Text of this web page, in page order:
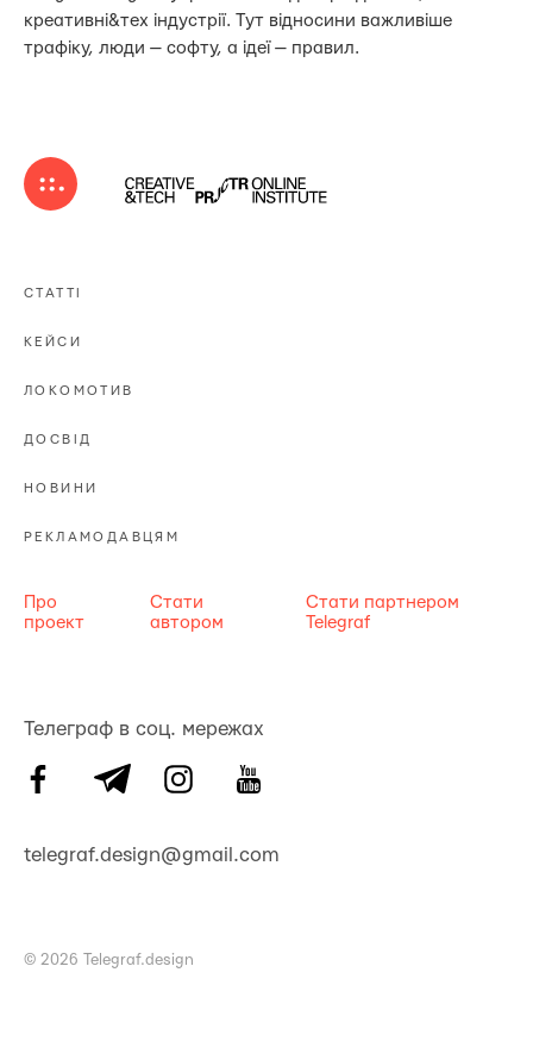
креативні&тех індустрії. Тут відносини важливіше
трафіку, люди — софту, а ідеї — правил.
СТАТТІ
КЕЙСИ
ЛОКОМОТИВ
ДОСВІД
НОВИНИ
РЕКЛАМОДАВЦЯМ
Про
проект
Стати
автором
Стати партнером
Telegraf
Телеграф в соц. мережах
telegraf.design@gmail.com
© 2026 Telegraf.design